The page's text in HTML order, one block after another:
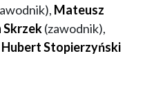
Mateusz
Skrzek(zawodnik),
Hubert Stopierzyński